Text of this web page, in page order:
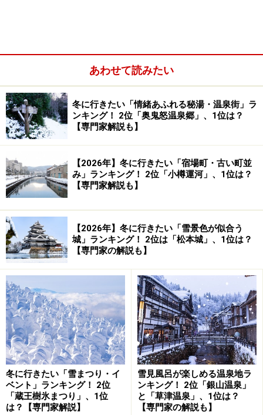
千鳥城と呼ばれる美しい城に登る
本丸から眺める松江城。山陰地方で江戸時代の天守閣が唯一
残る城です（2008年3月撮影）
松江城（Yahoo! 地図情報）が築城されたのは、1611年に
さかのぼります。当時の出雲の国の領主、堀尾氏が築造
し、その後、京極氏、松平氏が松江藩を治めるための拠
あわせて読みたい
冬に行きたい「情緒あふれる秘湯・温泉街」ラ
ンキング！ 2位「奥鬼怒温泉郷」、1位は？
【専門家解説も】
【2026年】冬に行きたい「宿場町・古い町並
み」ランキング！ 2位「小樽運河」、1位は？
【専門家解説も】
【2026年】冬に行きたい「雪景色が似合う
城」ランキング！ 2位は「松本城」、1位は？
【専門家の解説も】
冬に行きたい「雪まつり・イ
ベント」ランキング！ 2位
「蔵王樹氷まつり」、1位
は？【専門家解説】
雪見風呂が楽しめる温泉地ラ
ンキング！ 2位「銀山温泉」
と「草津温泉」、1位は？
【専門家の解説も】